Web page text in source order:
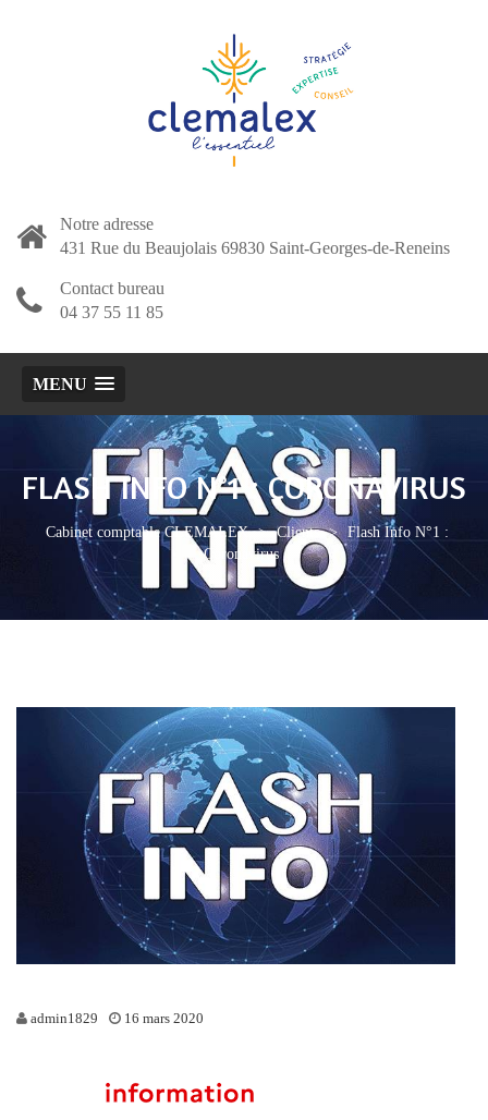
Notre adresse
431 Rue du Beaujolais 69830 Saint-Georges-de-Reneins
Contact bureau
04 37 55 11 85
MENU
FLASH INFO N°1 : CORONAVIRUS
Cabinet comptable CLEMALEX > Clients > Flash Info N°1 :
Coronavirus
admin1829 16 mars 2020